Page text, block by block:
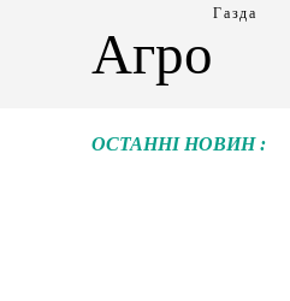
Агро
Газда
ОСТАННІ НОВИН :